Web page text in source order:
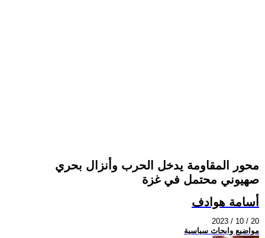
محور المقاومة يدخل الحرب وأنزال بحري
صهيوني محتمل في غزة
أسامة هوادف
2023 / 10 / 20
مواضيع وابحاث سياسية